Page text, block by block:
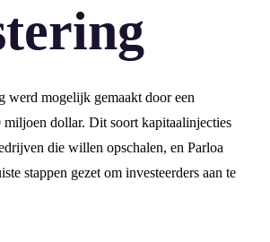
werd mogelijk gemaakt door een
miljoen dollar. Dit soort kapitaalinjecties
die willen opschalen, en Parloa
stappen gezet om investeerders aan te